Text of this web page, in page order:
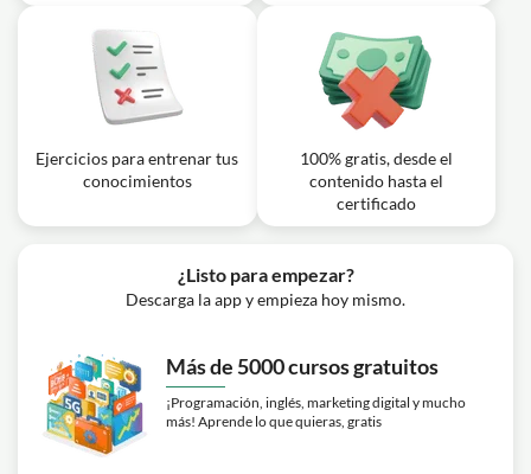
Ejercicio: ¿Qué diferencia principal existe entre
coordenadas cartesianas y polares?
Lección en vídeo: GIRO del SISTEMA
DE COORDENADAS con G73
(Ejemplo) | CURSO CNC #13
Ejercicio: ¿Qué se necesita para realizar un giro de
coordenadas correcto según el video?
Ejercicios para entrenar tus
conocimientos
100% gratis, desde el
contenido hasta el
certificado
¿Listo para empezar?
Descarga la app y empieza hoy mismo.
Más de 5000 cursos gratuitos
¡Programación, inglés, marketing digital y mucho
más! Aprende lo que quieras, gratis